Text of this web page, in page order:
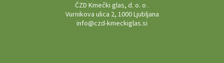
ČZD Kmečki glas, d. o. o .
Vurnikova ulica 2, 1000 Ljubljana
info@czd-kmeckiglas.si